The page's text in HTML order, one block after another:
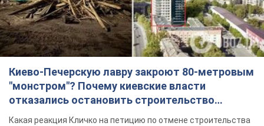
Киево-Печерскую лавру закроют 80-метровым
"монстром"? Почему киевские власти
отказались остановить строительство
небоскреба "московского верующего"
Какая реакция Кличко на петицию по отмене строительства